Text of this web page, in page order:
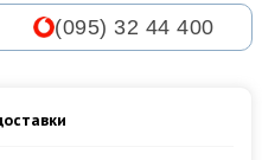
(095) 32 44 400